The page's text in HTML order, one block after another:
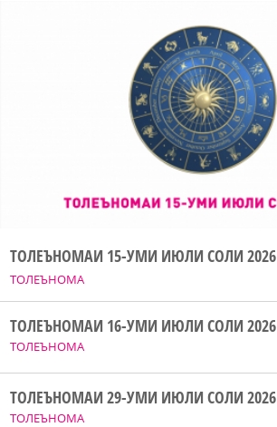
ТОЛЕЪНОМА
ТОЛЕЪНОМАИ 15-УМИ ИЮЛИ СОЛИ 2026
ТОЛЕЪНОМА
ТОЛЕЪНОМАИ 16-УМИ ИЮЛИ СОЛИ 2026
ТОЛЕЪНОМА
ТОЛЕЪНОМАИ 29-УМИ ИЮЛИ СОЛИ 2026